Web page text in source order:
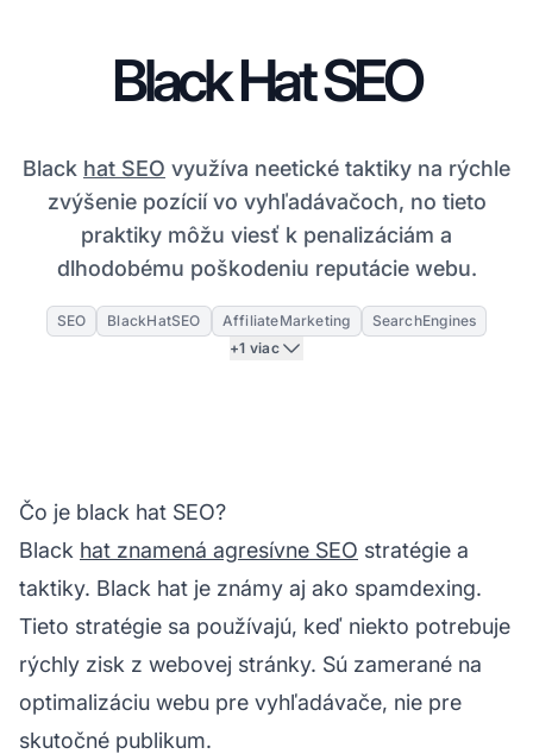
Black Hat SEO
Black hat SEO využíva neetické taktiky na rýchle
zvýšenie pozícií vo vyhľadávačoch, no tieto
praktiky môžu viesť k penalizáciám a
dlhodobému poškodeniu reputácie webu.
SEO BlackHatSEO AffiliateMarketing
SearchEngines
+1 viac
Čo je black hat SEO?
Black hat znamená agresívne SEO stratégie a
taktiky. Black hat je známy aj ako spamdexing.
Tieto stratégie sa používajú, keď niekto potrebuje
rýchly zisk z webovej stránky. Sú zamerané na
optimalizáciu webu pre vyhľadávače, nie pre
skutočné publikum.